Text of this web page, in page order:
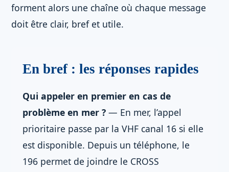
forment alors une chaîne où chaque message
doit être clair, bref et utile.
En bref : les réponses rapides
Qui appeler en premier en cas de
problème en mer ? — En mer, l’appel
prioritaire passe par la VHF canal 16 si elle
est disponible. Depuis un téléphone, le
196 permet de joindre le CROSS